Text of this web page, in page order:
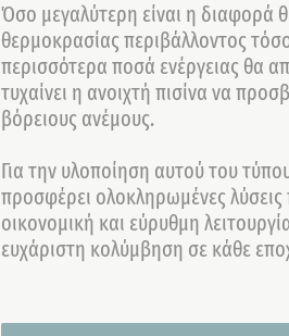
Όσο μεγαλύτερη είναι η διαφορά
θερμοκρασίας περιβάλλοντος
περισσότερα ποσά ενέργειας θα
τυχαίνει η ανοιχτή πισίνα να
βόρειους ανέμους.
Για την υλοποίηση αυτού του
προσφέρει ολοκληρωμένες
οικονομική και εύρυθμη
ευχάριστη κολύμβηση σε κάθε